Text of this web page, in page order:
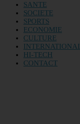
SANTE
SOCIETE
SPORTS
ECONOMIE
CULTURE
INTERNATIONAL
HI-TECH
CONTACT